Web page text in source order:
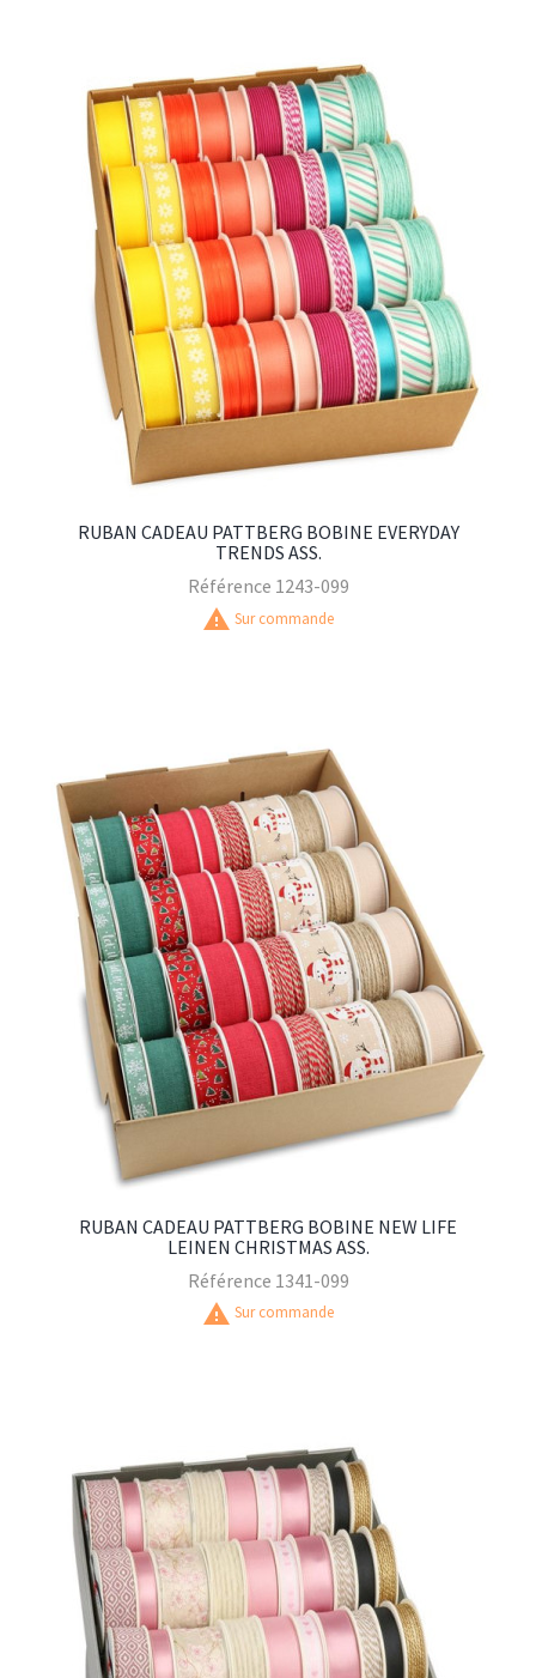
RUBAN CADEAU PATTBERG BOBINE EVERYDAY
TRENDS ASS.
Référence 1243-099
warning Sur commande
RUBAN CADEAU PATTBERG BOBINE NEW LIFE
LEINEN CHRISTMAS ASS.
Référence 1341-099
warning Sur commande